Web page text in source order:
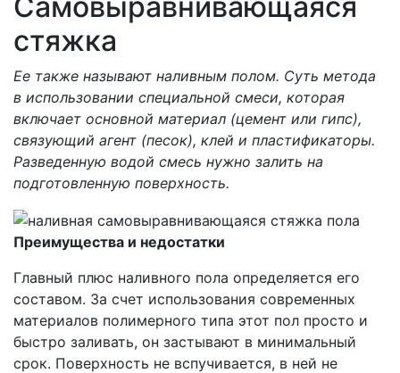
стяжка
Ее также называют наливным полом. Суть метода
в использовании специальной смеси, которая
включает основной материал (цемент или гипс),
связующий агент (песок), клей и пластификаторы.
Разведенную водой смесь нужно залить на
подготовленную поверхность.
Преимущества и недостатки
Главный плюс наливного пола определяется его
составом. За счет использования современных
материалов полимерного типа этот пол просто и
быстро заливать, он застывают в минимальный
срок. Поверхность не вспучивается, в ней не